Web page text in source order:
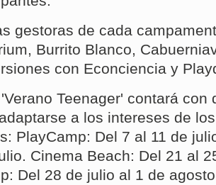
gestoras de cada
Burrito Blanco,
con Econciencia y
Teenager' contará con
a los intereses de
PlayCamp: Del 7 al 11 de
Cinema Beach: Del 21 al
Del 28 de julio al 1 de